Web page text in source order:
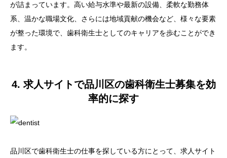
が詰まっています。高い給与水準や最新の設備、柔軟な勤務体
系、温かな職場文化、さらには地域貢献の機会など、様々な要素
が整った環境で、歯科衛生士としてのキャリアを歩むことができ
ます。
4. 求人サイトで品川区の歯科衛生士募集を効
率的に探す
品川区で歯科衛生士の仕事を探している方にとって、求人サイト